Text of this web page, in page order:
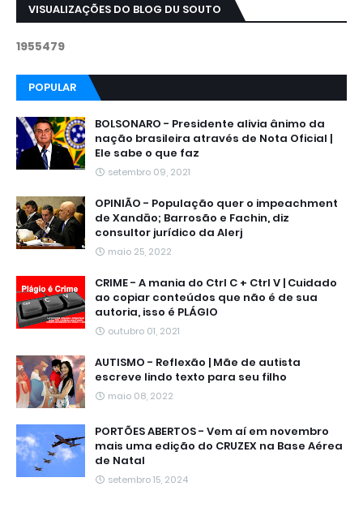
VISUALIZAÇÕES DO BLOG DU SOUTO
1955479
POPULAR
BOLSONARO - Presidente alivia ânimo da
nação brasileira através de Nota Oficial |
Ele sabe o que faz
setembro 09, 2021
OPINIÃO - População quer o impeachment
de Xandāo; Barrosão e Fachin, diz
consultor jurídico da Alerj
maio 25, 2022
CRIME - A mania do Ctrl C + Ctrl V | Cuidado
ao copiar conteúdos que não é de sua
autoria, isso é PLÁGIO
outubro 01, 2021
AUTISMO - Reflexão | Mãe de autista
escreve lindo texto para seu filho
maio 08, 2022
PORTÕES ABERTOS - Vem aí em novembro
mais uma edição do CRUZEX na Base Aérea
de Natal
setembro 15, 2024